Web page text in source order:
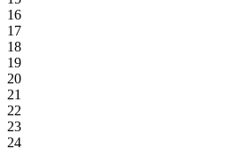
16
17
18
19
20
21
22
23
24